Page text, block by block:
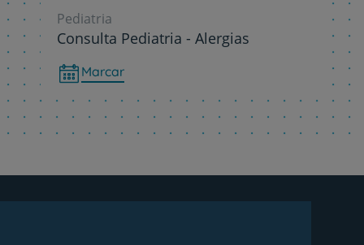
Pediatria
Consulta Pediatria - Alergias
Marcar